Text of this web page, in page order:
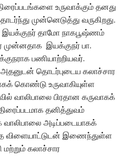
உருவாக்கும் தனது
முன்னெடுத்து வருகிறது.
இயக்குநர் தாமோ நாகபூஷ்ணம்
முன்னதாக இயக்குநர் பா.
பணியாற்றியவர்.
அதனுடன் தொடர்புடைய கலாச்சார
கொண்டு உருவாகியுள்ள
வாலிபாலை பிரதான கருவாகக்
தனித்துவம்
வாலிபாலை அடிப்படையாகக்
இணைந்துள்ள
கலாச்சார